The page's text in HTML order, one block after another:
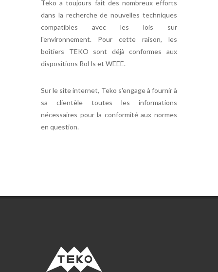
Teko a toujours fait des nombreux efforts
dans la recherche de nouvelles techniques
compatibles avec les lois sur
l'environnement. Pour cette raison, les
boîtiers TEKO sont déjà conformes aux
dispositions RoHs et WEEE.
Sur le site internet, Teko s'engage à fournir à
sa clientèle toutes les informations
nécessaires pour la conformité aux normes
en question.